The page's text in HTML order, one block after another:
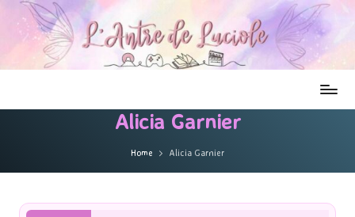
Alicia Garnier
Home Alicia Garnier